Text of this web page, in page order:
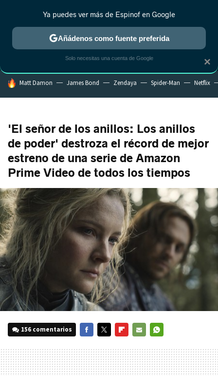
MENÚ NUEVO
ESTRENOS REALITY ANIME RANKINGS CINE
HOY SE HABLA DE
Matt Damon James Bond Zendaya Spider-Man Netflix
'El señor de los anillos: Los anillos
de poder' destroza el récord de mejor
estreno de una serie de Amazon
Prime Video de todos los tiempos
156 comentarios
MAIL
×
Ya puedes ver más de Espinof en Google
Añádenos como fuente preferida
Solo necesitas una cuenta de Google